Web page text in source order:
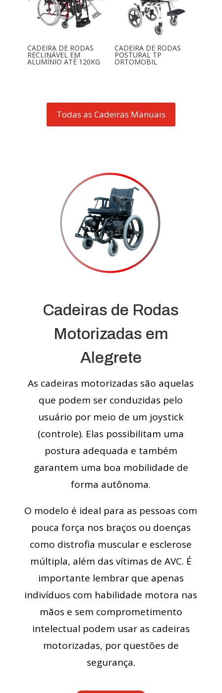
CADEIRA DE RODAS
RECLINÁVEL EM
ALUMÍNIO ATÉ 120KG
CADEIRA DE RODAS
POSTURAL TP
ORTOMOBIL
Todas as Cadeiras Manuais
Cadeiras de Rodas
Motorizadas em
Alegrete
As cadeiras motorizadas são aquelas
que podem ser conduzidas pelo
usuário por meio de um joystick
(controle). Elas possibilitam uma
postura adequada e também
garantem uma boa mobilidade de
forma autônoma.
O modelo é ideal para as pessoas com
pouca força nos braços ou doenças
como distrofia muscular e esclerose
múltipla, além das vítimas de AVC. É
importante lembrar que apenas
indivíduos com habilidade motora nas
mãos e sem comprometimento
intelectual podem usar as cadeiras
motorizadas, por questões de
segurança.